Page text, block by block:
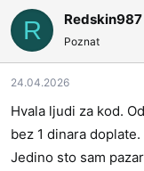
R Redskin987
Poznat
24.04.2026
Hvala ljudi za kod.
bez 1 dinara
Jedino sto sam